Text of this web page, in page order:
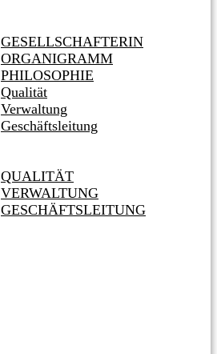
GESELLSCHAFTERIN
ORGANIGRAMM
PHILOSOPHIE
Qualität
Verwaltung
Geschäftsleitung
QUALITÄT
VERWALTUNG
GESCHÄFTSLEITUNG